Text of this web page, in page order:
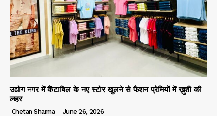
उद्योग नगर में कैंटाबिल के नए स्टोर खुलने से फैशन प्रेमियों में ख़ुशी की
लहर
Chetan Sharma - June 26, 2026